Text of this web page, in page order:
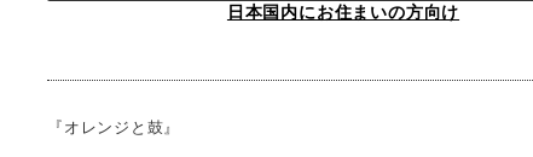
日本国内にお住まいの方向け
『オレンジと鼓』